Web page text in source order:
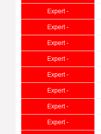
Expert -
Expert -
Expert -
Expert -
Expert -
Expert -
Expert -
Expert -